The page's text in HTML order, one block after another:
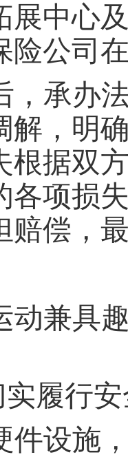
展中心
险公司
，承办
解，明
根据双
各项损
赔偿，
动兼具
履行
件设施